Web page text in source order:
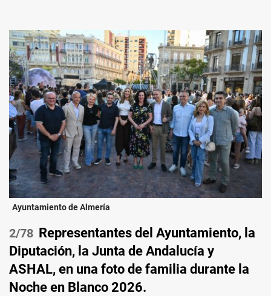
Ayuntamiento de Almería
/78 Representantes del Ayuntamiento, la
Diputación, la Junta de Andalucía y
ASHAL, en una foto de familia durante la
Noche en Blanco 2026.